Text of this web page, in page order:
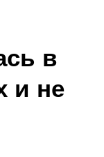
в
и не